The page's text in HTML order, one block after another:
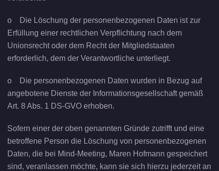
o Die Löschung der personenbezogenen Daten ist zur
Erfüllung einer rechtlichen Verpflichtung nach dem
Unionsrecht oder dem Recht der Mitgliedstaaten
erforderlich, dem der Verantwortliche unterliegt.
o Die personenbezogenen Daten wurden in Bezug auf
angebotene Dienste der Informationsgesellschaft gemäß
Art. 8 Abs. 1 DS-GVO erhoben.
Sofern einer der oben genannten Gründe zutrifft und eine
betroffene Person die Löschung von personenbezogenen
Daten, die bei Mind-Meeting, Maren Hofmann gespeichert
sind, veranlassen möchte, kann sie sich hierzu jederzeit an